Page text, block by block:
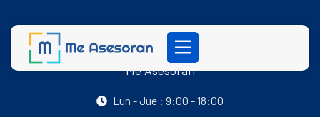
Me Asesoran
Lun - Jue : 9:00 - 18:00